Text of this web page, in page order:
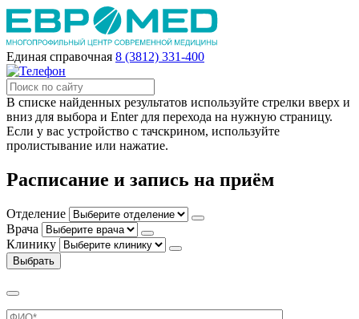
Единая справочная 8 (3812) 331-400
В списке найденных результатов используйте стрелки вверх и
вниз для выбора и Enter для перехода на нужную страницу.
Если у вас устройство с тачскрином, используйте
пролистывание или нажатие.
Расписание и запись на приём
Отделение
Врача
Клинику
Выбрать